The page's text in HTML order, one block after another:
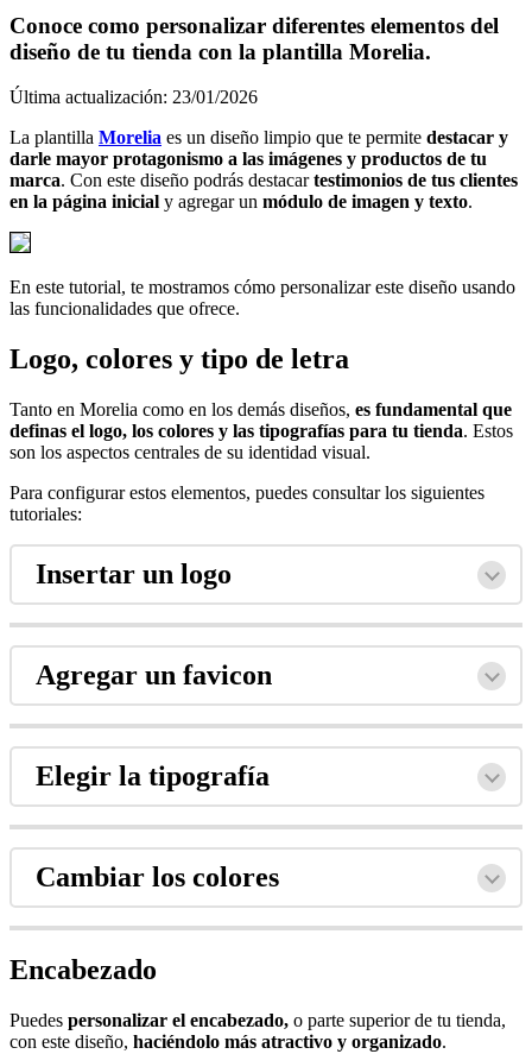
Conoce como personalizar diferentes elementos del
diseño de tu tienda con la plantilla Morelia.
Última actualización: 23/01/2026
La plantilla Morelia es un diseño limpio que te permite destacar y
darle mayor protagonismo a las imágenes y productos de tu
marca. Con este diseño podrás destacartestimonios de tus clientes
en la página inicial y agregar un módulo de imagen y texto.
En este tutorial, te mostramos cómo personalizar este diseño usando
las funcionalidades que ofrece.
Logo, colores y tipo de letra
Tanto en Morelia como en los demás diseños, es fundamental que
definas el logo, los colores y las tipografías para tu tienda. Estos
son los aspectos centrales de su identidad visual.
Para configurar estos elementos, puedes consultar los siguientes
tutoriales:
Insertar un logo
Agregar un favicon
Elegir la tipografía
Cambiar los colores
Encabezado
Puedes personalizar el encabezado, o parte superior de tu tienda,
con este diseño, haciéndolo más atractivo y organizado.